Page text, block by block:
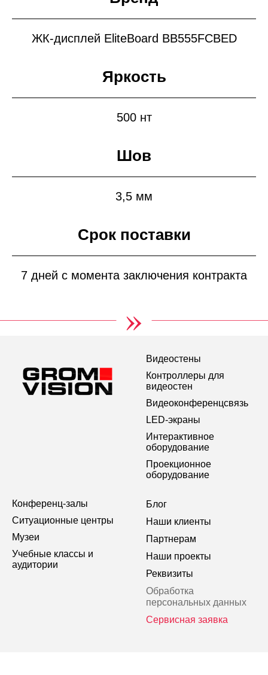
ЖК-дисплей EliteBoard BB555FCBED
Яркость
500 нт
Шов
3,5 мм
Срок поставки
7 дней с момента заключения контракта
»
Видеостены
Контроллеры для
видеостен
Видеоконференцсвязь
LED-экраны
Интерактивное
оборудование
Проекционное
оборудование
Конференц-залы
Ситуационные центры
Музеи
Учебные классы и
аудитории
Блог
Наши клиенты
Партнерам
Наши проекты
Реквизиты
Обработка
персональных данных
Сервисная заявка